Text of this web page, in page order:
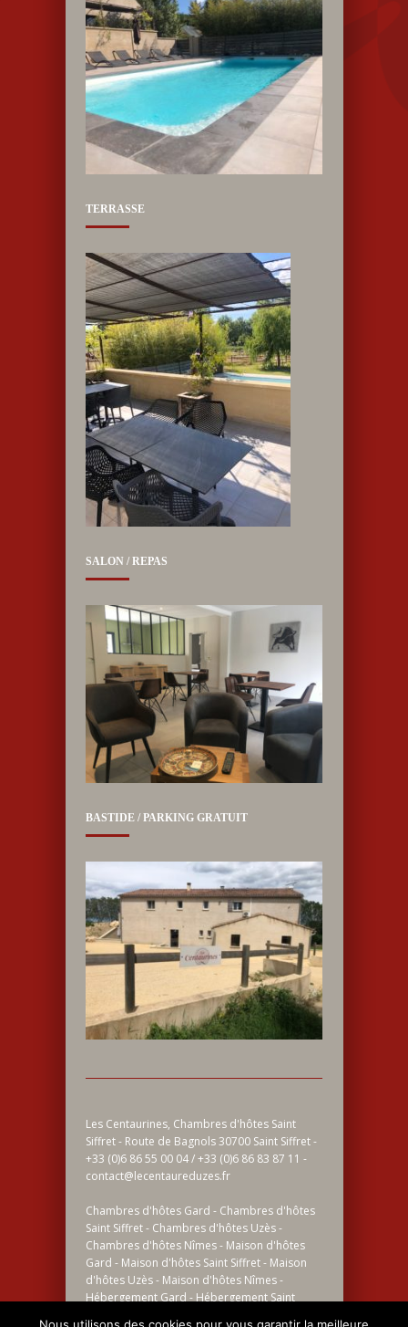
TERRASSE
SALON / REPAS
BASTIDE / PARKING GRATUIT
Les Centaurines, Chambres d'hôtes Saint
Siffret - Route de Bagnols 30700 Saint Siffret -
+33 (0)6 86 55 00 04 / +33 (0)6 86 83 87 11 -
contact@lecentaureduzes.fr
Chambres d'hôtes Gard - Chambres d'hôtes
Saint Siffret - Chambres d'hôtes Uzès -
Chambres d'hôtes Nîmes - Maison d'hôtes
Gard - Maison d'hôtes Saint Siffret - Maison
d'hôtes Uzès - Maison d'hôtes Nîmes -
Hébergement Gard - Hébergement Saint